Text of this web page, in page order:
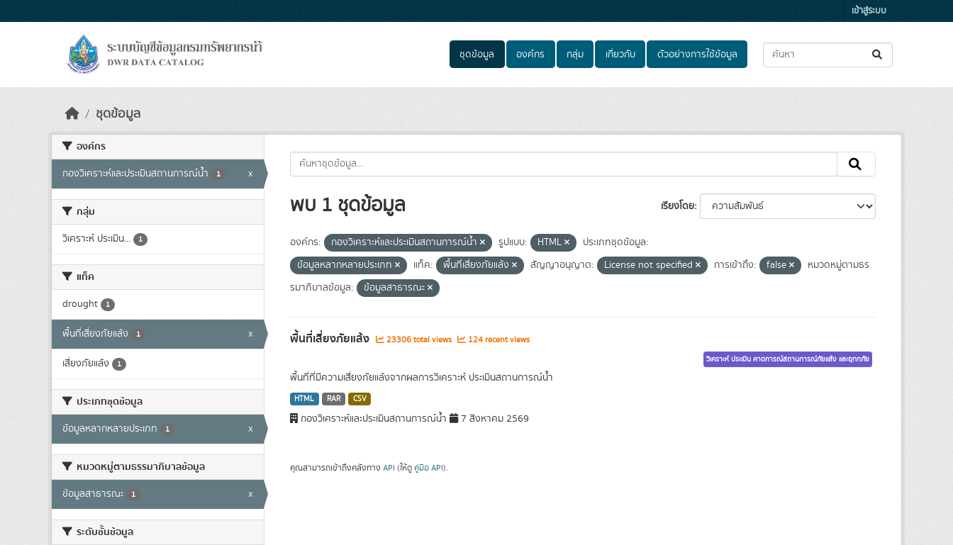
เข้าสู่ระบบ
ชุดข้อมูล องค์กร กลุ่ม เกี่ยวกับ ตัวอย่างการใช้ข้อมูล
ชุดข้อมูล
องค์กร
กองวิเคราะห์และประเมินสถานการณ์น้ำ 1 x
กลุ่ม
วิเคราะห์ ประเมิน... 1
แท็ค
drought 1
พื้นที่เสี่ยงภัยแล้ง 1 x
เสี่ยงภัยแล้ง 1
ประเภทชุดข้อมูล
ข้อมูลหลากหลายประเภท 1 x
หมวดหมู่ตามธรรมาภิบาลข้อมูล
ข้อมูลสาธารณะ 1 x
ระดับชั้นข้อมูล
เรียงโดย
พบ 1 ชุดข้อมูล
องค์กร: กองวิเคราะห์และประเมินสถานการณ์น้ำ รูปแบบ: HTML
ประเภทชุดข้อมูล:
ข้อมูลหลากหลายประเภท
แท็ค: พื้นที่เสี่ยงภัยแล้ง สัญญาอนุญาต: License not specified การเข้าถึง: false
หมวดหมู่ตามธร
รมาภิบาลข้อมูล:
ข้อมูลสาธารณะ
พื้นที่เสี่ยงภัยแล้ง 23306 total views 124 recent views
วิเคราะห์ ประเมิน คาดการณ์สถานการณ์ภัยแล้ง และอุทกภัย
พื้นที่ที่มีความเสี่ยงภัยแล้งจากผลการวิเคราะห์ ประเมินสถานการณ์น้ำ
HTML RAR CSV
กองวิเคราะห์และประเมินสถานการณ์น้ำ 7 สิงหาคม 2569
คุณสามารถเข้าถึงคลังทาง API (ให้ดู คู่มือ API).